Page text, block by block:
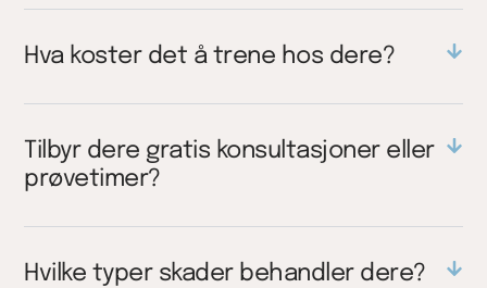
Hva koster det å trene hos dere?
Tilbyr dere gratis konsultasjoner eller
prøvetimer?
Hvilke typer skader behandler dere?